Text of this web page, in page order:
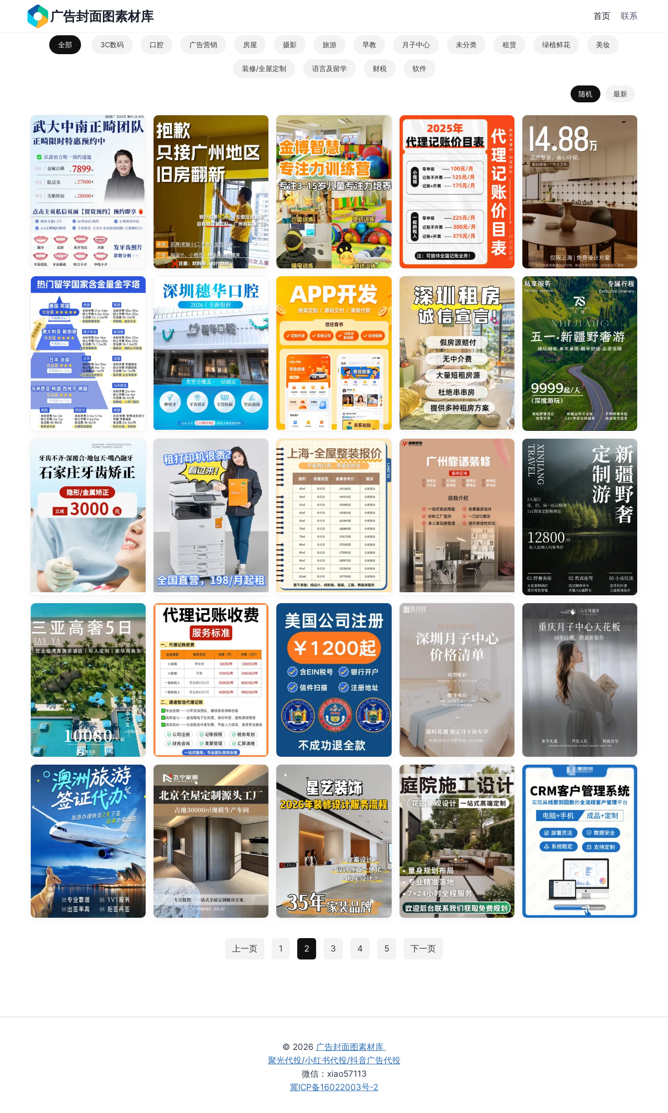
广告封面图素材库 首页 联系
全部 3C数码 口腔 广告营销 房屋 摄影 旅游 早教 月子中心 未分类 租赁 绿植鲜花 美妆
装修/全屋定制 语言及留学 财税 软件
随机 最新
上一页 1 2 3 4 5 下一页
© 2026 广告封面图素材库
聚光代投/小红书代投/抖音广告代投
微信：xiao57113
冀ICP备16022003号-2